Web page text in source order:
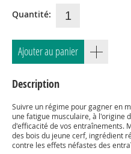
Quantité:
Ajouter au panier
Description
Suivre un régime pour gagner en
une fatigue musculaire, à l'origine
d'efficacité de vos entraînements.
des bois du jeune cerf, ingrédient
contre les effets néfastes des